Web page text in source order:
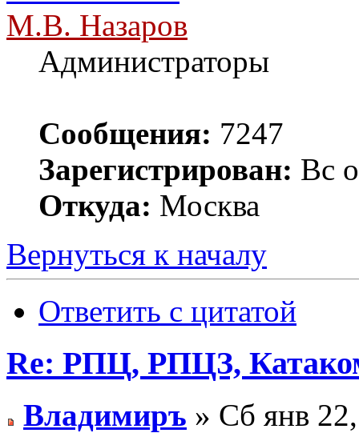
М.В. Назаров
Администраторы
Сообщения: 7247
Зарегистрирован: Вс
Откуда: Москва
Вернуться к началу
Ответить с цитатой
Re: РПЦ, РПЦЗ,
Владимиръ » Сб янв